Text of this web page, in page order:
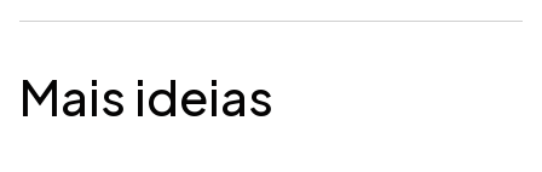
Mais ideias